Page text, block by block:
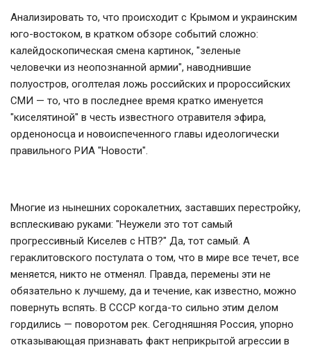
Анализировать то, что происходит с Крымом и украинским
юго-востоком, в кратком обзоре событий сложно:
калейдоскопическая смена картинок, "зеленые
человечки из неопознанной армии", наводнившие
полуостров, оголтелая ложь российских и пророссийских
СМИ — то, что в последнее время кратко именуется
"киселятиной" в честь известного отравителя эфира,
орденоносца и новоиспеченного главы идеологически
правильного РИА "Новости".
Многие из нынешних сорокалетних, заставших перестройку,
всплескиваю руками: "Неужели это тот самый
прогрессивный Киселев с НТВ?" Да, тот самый. А
гераклитовского постулата о том, что в мире все течет, все
меняется, никто не отменял. Правда, перемены эти не
обязательно к лучшему, да и течение, как известно, можно
повернуть вспять. В СССР когда-то сильно этим делом
гордились — поворотом рек. Сегодняшняя Россия, упорно
отказывающая признавать факт неприкрытой агрессии в